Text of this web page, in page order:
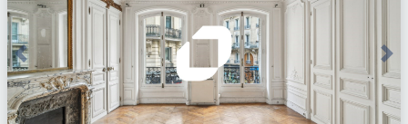
Previous